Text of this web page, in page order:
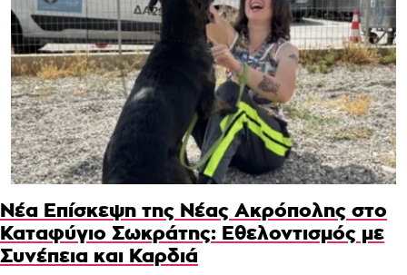
Νέα Επίσκεψη της Νέας Ακρόπολης στο
Καταφύγιο Σωκράτης: Εθελοντισμός με
Συνέπεια και Καρδιά